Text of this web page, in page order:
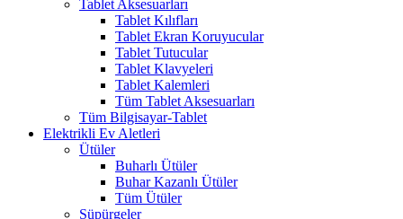
Tablet Aksesuarları
Tablet Kılıfları
Tablet Ekran Koruyucular
Tablet Tutucular
Tablet Klavyeleri
Tablet Kalemleri
Tüm Tablet Aksesuarları
Tüm Bilgisayar-Tablet
Elektrikli Ev Aletleri
Ütüler
Buharlı Ütüler
Buhar Kazanlı Ütüler
Tüm Ütüler
Süpürgeler